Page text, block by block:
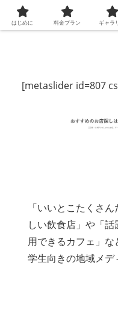
[metaslider id=807
「いいとこたくさ
しい飲食店」や「
用できるカフェ」
学生向きの地域メデ
はじめに 料金プラン ギャラ